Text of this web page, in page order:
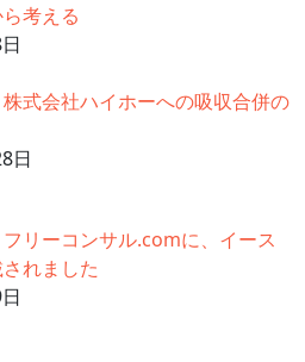
考える
株式会社ハイホーへの吸収合併の
日
フリーコンサル.comに、イース
れました